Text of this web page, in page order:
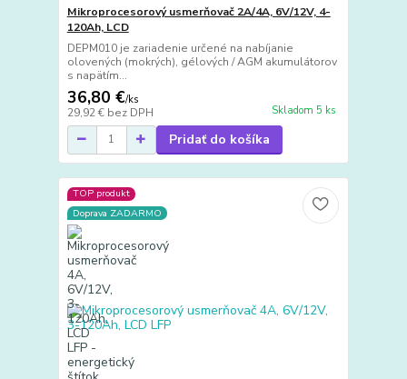
Mikroprocesorový usmerňovač 2A/4A, 6V/12V, 4-
120Ah, LCD
DEPM010 je zariadenie určené na nabíjanie
olovených (mokrých), gélových / AGM akumulátorov
s napätím...
36,80 €/ks
29,92 € bez DPH Skladom 5 ks
Pridať do košíka
TOP produkt
Doprava ZADARMO